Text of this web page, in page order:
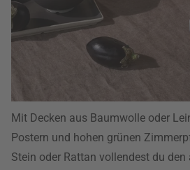
Mit Decken aus Baumwolle oder
Postern und hohen grünen
Stein oder Rattan vollendest du